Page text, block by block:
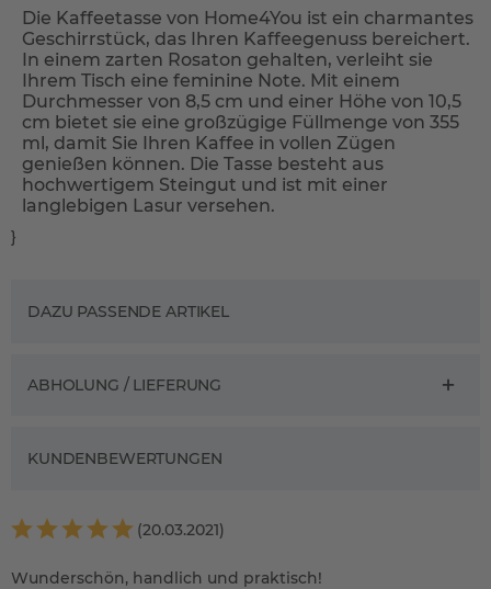
Die Kaffeetasse von Home4You ist ein charmantes
Geschirrstück, das Ihren Kaffeegenuss bereichert.
In einem zarten Rosaton gehalten, verleiht sie
Ihrem Tisch eine feminine Note. Mit einem
Durchmesser von 8,5 cm und einer Höhe von 10,5
cm bietet sie eine großzügige Füllmenge von 355
ml, damit Sie Ihren Kaffee in vollen Zügen
genießen können. Die Tasse besteht aus
hochwertigem Steingut und ist mit einer
langlebigen Lasur versehen.
}
DAZU PASSENDE ARTIKEL
ABHOLUNG / LIEFERUNG
KUNDENBEWERTUNGEN
(20.03.2021)
Wunderschön, handlich und praktisch!